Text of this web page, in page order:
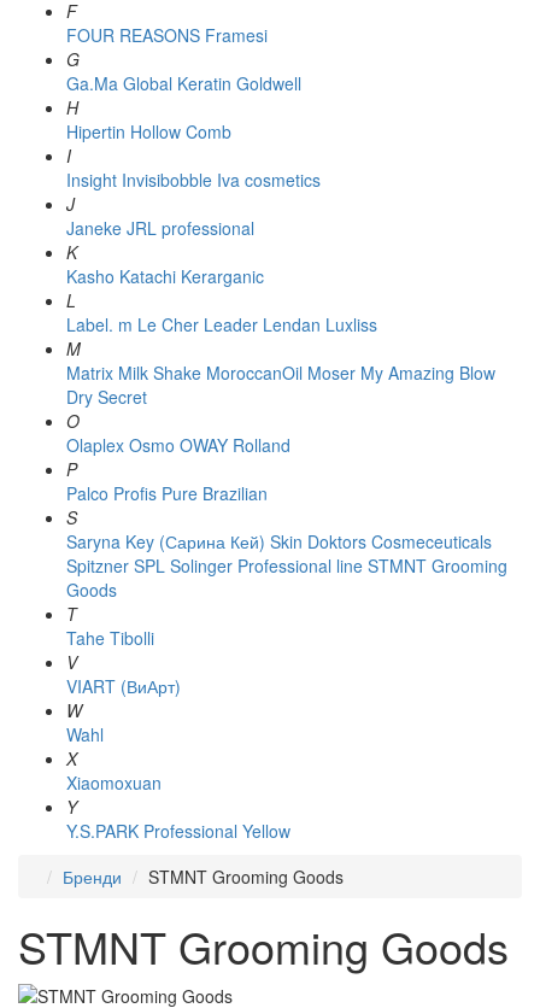
F
FOUR REASONS Framesi
G
Ga.Ma Global Keratin Goldwell
H
Hipertin Hollow Comb
I
Insight Invisibobble Iva cosmetics
J
Janeke JRL professional
K
Kasho Katachi Kerarganic
L
Label. m Le Cher Leader Lendan Luxliss
M
Matrix Milk Shake MoroccanOil Moser My Amazing Blow
Dry Secret
O
Olaplex Osmo OWAY Rolland
P
Palco Profis Pure Brazilian
S
Saryna Key (Сарина Кей) Skin Doktors Cosmeceuticals
Spitzner SPL Solinger Professional line STMNT Grooming
Goods
T
Tahe Tibolli
V
VIART (ВиАрт)
W
Wahl
X
Xiaomoxuan
Y
Y.S.PARK Professional Yellow
Бренди
STMNT Grooming Goods
STMNT Grooming Goods